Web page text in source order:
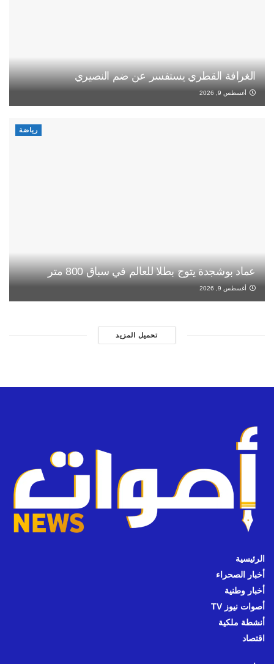
الغرافة القطري يستفسر عن ضم النصيري
أغسطس 9, 2026
رياضة
عماد بوشجدة يتوج بطلا للعالم في سباق 800 متر
أغسطس 9, 2026
تحميل المزيد
الرئيسية
أخبار الصحراء
أخبار وطنية
أصوات نيوز TV
أنشطة ملكية
اقتصاد